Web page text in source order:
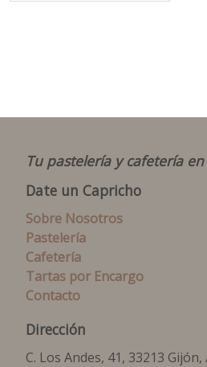
Tu pastelería y cafetería
Date un Capricho
Sobre Nosotros
Pastelería
Cafetería
Tartas por Encargo
Contacto
Dirección
C. Los Andes, 41, 33213